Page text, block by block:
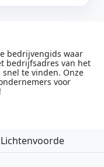
bedrijvengids waar
bedrijfsadres van het
te vinden. Onze
voor
Lichtenvoorde